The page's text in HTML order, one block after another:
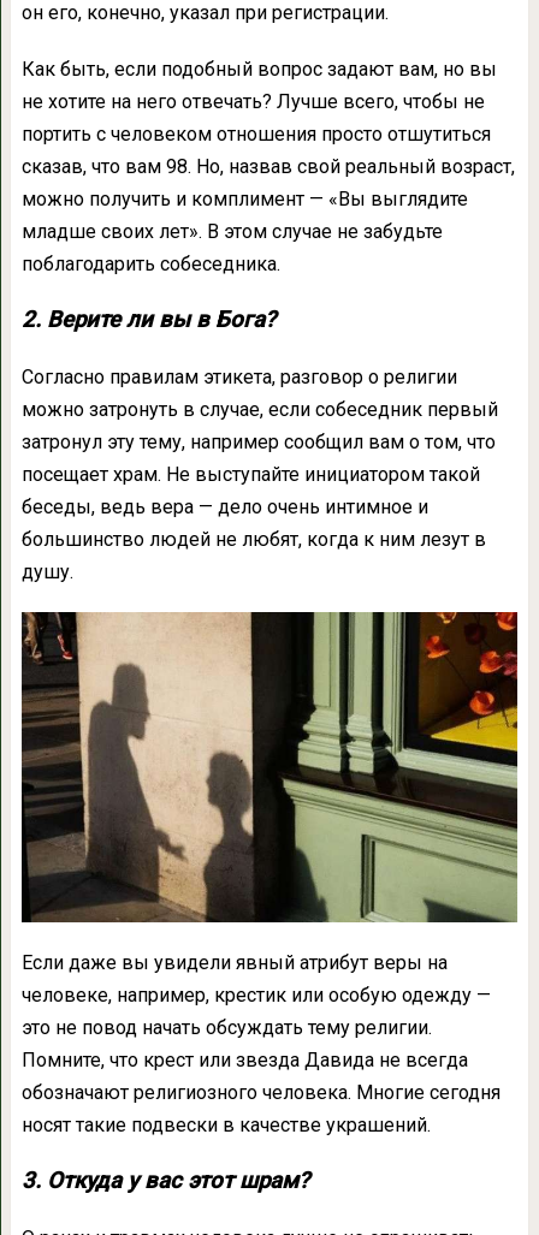
он его, конечно, указал при регистрации.
Как быть, если подобный вопрос задают вам, но вы
не хотите на него отвечать? Лучше всего, чтобы не
портить с человеком отношения просто отшутиться
сказав, что вам 98. Но, назвав свой реальный возраст,
можно получить и комплимент — «Вы выглядите
младше своих лет». В этом случае не забудьте
поблагодарить собеседника.
2. Верите ли вы в Бога?
Согласно правилам этикета, разговор о религии
можно затронуть в случае, если собеседник первый
затронул эту тему, например сообщил вам о том, что
посещает храм. Не выступайте инициатором такой
беседы, ведь вера — дело очень интимное и
большинство людей не любят, когда к ним лезут в
душу.
Если даже вы увидели явный атрибут веры на
человеке, например, крестик или особую одежду —
это не повод начать обсуждать тему религии.
Помните, что крест или звезда Давида не всегда
обозначают религиозного человека. Многие сегодня
носят такие подвески в качестве украшений.
3. Откуда у вас этот шрам?